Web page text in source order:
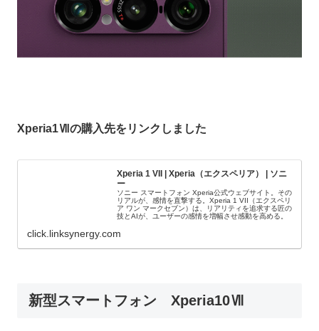
Xperia1Ⅶの購入先をリンクしました
Xperia 1 VII | Xperia（エクスペリア） | ソニ
ー
ソニー スマートフォン Xperia公式ウェブサイト。その
リアルが、感情を直撃する。Xperia 1 VII（エクスペリ
ア ワン マークセブン）は、リアリティを追求する匠の
技とAIが、ユーザーの感情を増幅させ感動を高める。
click.linksynergy.com
新型スマートフォン Xperia10Ⅶ